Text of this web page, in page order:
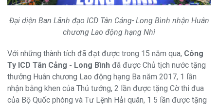
Đại diện Ban Lãnh đạo ICD Tân Cảng- Long Bình nhận Huân
chương Lao động hạng Nhì
Với những thành tích đã đạt được trong 15 năm qua, Công
Ty ICD Tân Cảng - Long Bình đã được Chủ tịch nước tặng
thưởng Huân chương Lao động hạng Ba năm 2017, 1 lần
nhận bằng khen của Thủ tướng, 2 lần được tặng Cờ thi đua
của Bộ Quốc phòng và Tư Lệnh Hải quân, 1 5 lần được tặng